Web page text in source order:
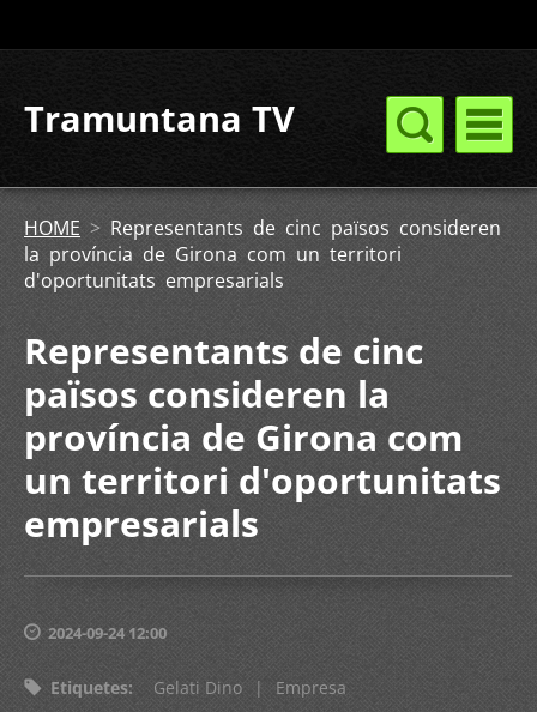
Tramuntana TV
HOME > Representants de cinc països consideren
la província de Girona com un territori
d'oportunitats empresarials
Representants de cinc
països consideren la
província de Girona com
un territori d'oportunitats
empresarials
2024-09-24 12:00
Etiquetes: Gelati Dino | Empresa